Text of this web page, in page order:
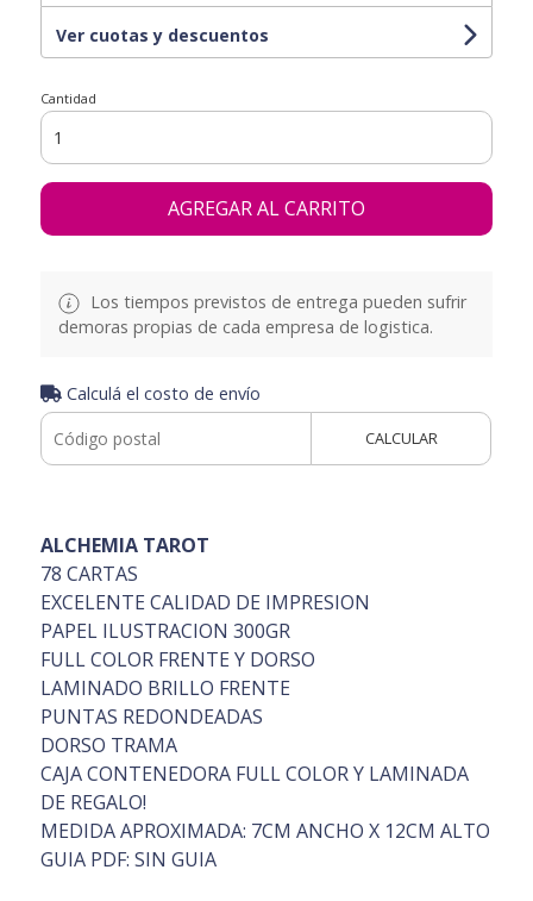
Ver cuotas y descuentos
Cantidad
AGREGAR AL CARRITO
Los tiempos previstos de entrega pueden sufrir
demoras propias de cada empresa de logistica.
Calculá el costo de envío
CALCULAR
ALCHEMIA TAROT
78 CARTAS
EXCELENTE CALIDAD DE IMPRESION
PAPEL ILUSTRACION 300GR
FULL COLOR FRENTE Y DORSO
LAMINADO BRILLO FRENTE
PUNTAS REDONDEADAS
DORSO TRAMA
CAJA CONTENEDORA FULL COLOR Y LAMINADA
DE REGALO!
MEDIDA APROXIMADA: 7CM ANCHO X 12CM ALTO
GUIA PDF: SIN GUIA